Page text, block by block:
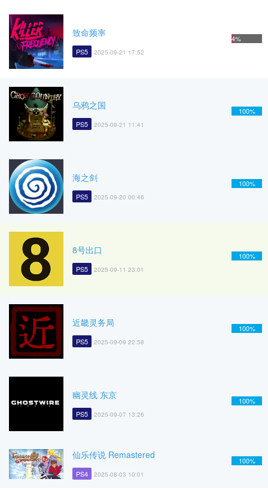
致命频率
PS5 2025-09-21 17:52
4%
乌鸦之国
PS5 2025-09-21 11:41
100%
海之剑
PS5 2025-09-20 00:46
100%
8号出口
PS5 2025-09-11 23:01
100%
近畿灵务局
PS5 2025-09-09 22:58
100%
幽灵线 东京
PS5 2025-09-07 13:26
100%
仙乐传说 Remastered
PS4 2025-08-03 10:01
100%